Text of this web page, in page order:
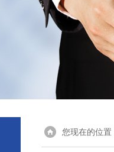
您现在的位置